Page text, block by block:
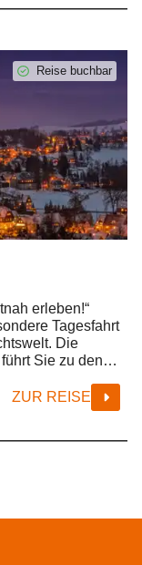
Reise buchbar
erleben!“
Die
Sie zu den
ist der Besuch
die Herstellung
Sie die
ZUR REISE